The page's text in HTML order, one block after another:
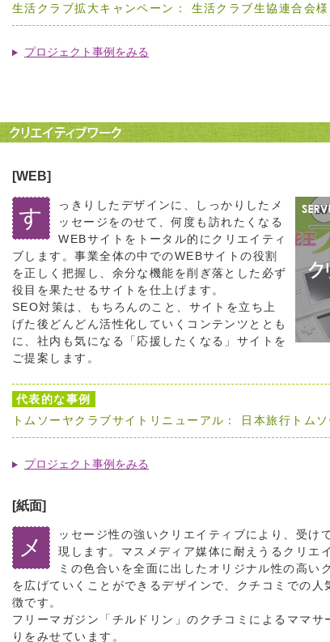
生活クラブ拡大キャンペーン： 生活クラブ生協連合会様
プロジェクト事例をみる
[WEB]
す
っきりしたデザインに、しっかりしたメ
ッセージをのせて、何度も訪れたくなる
WEBサイトをトータル的にクリエイティ
ブします。事業全体の中でのWEBサイトの役割
を正しく把握し、余分な機能を削ぎ落とした必ず
役目を果たせるサイトを仕上げます。
SEO対策は、もちろんのこと、サイトを立ち上
げた後どんどん活性化していくコンテンツととも
に、社内も気になる「応援したくなる」サイトを
ご提案します。
代表的な事例
トムソーヤクラブサイトリニューアル： 日本旅行トム
プロジェクト事例をみる
[紙面]
メ
ッセージ性の強いクリエイティブにより、受け
現します。マスメディア媒体に耐えうるクリエ
ミの色合いを全面に出したオリジナル性の高い
を広げていくことができるデザインで、クチコミでの人
徴です。
フリーマガジン「チルドリン」のクチコミによるママサ
りをみせています。